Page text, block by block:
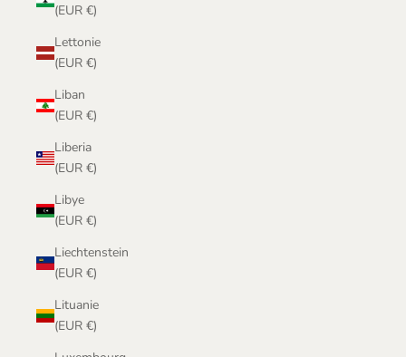
(EUR €)
Lettonie
(EUR €)
Liban
(EUR €)
Liberia
(EUR €)
Libye
(EUR €)
Liechtenstein
(EUR €)
Lituanie
(EUR €)